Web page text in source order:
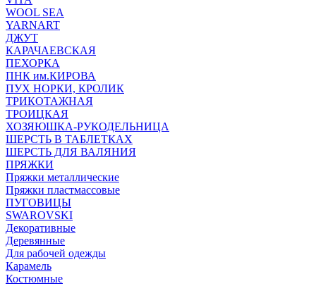
WOOL SEA
YARNART
ДЖУТ
КАРАЧАЕВСКАЯ
ПЕХОРКА
ПНК им.КИРОВА
ПУХ НОРКИ, КРОЛИК
ТРИКОТАЖНАЯ
ТРОИЦКАЯ
ХОЗЯЮШКА-РУКОДЕЛЬНИЦА
ШЕРСТЬ В ТАБЛЕТКАХ
ШЕРСТЬ ДЛЯ ВАЛЯНИЯ
ПРЯЖКИ
Пряжки металлические
Пряжки пластмассовые
ПУГОВИЦЫ
SWAROVSKI
Декоративные
Деревянные
Для рабочей одежды
Карамель
Костюмные